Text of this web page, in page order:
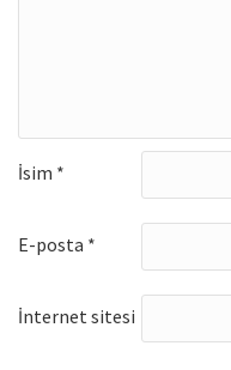
İsim *
E-posta *
İnternet sitesi